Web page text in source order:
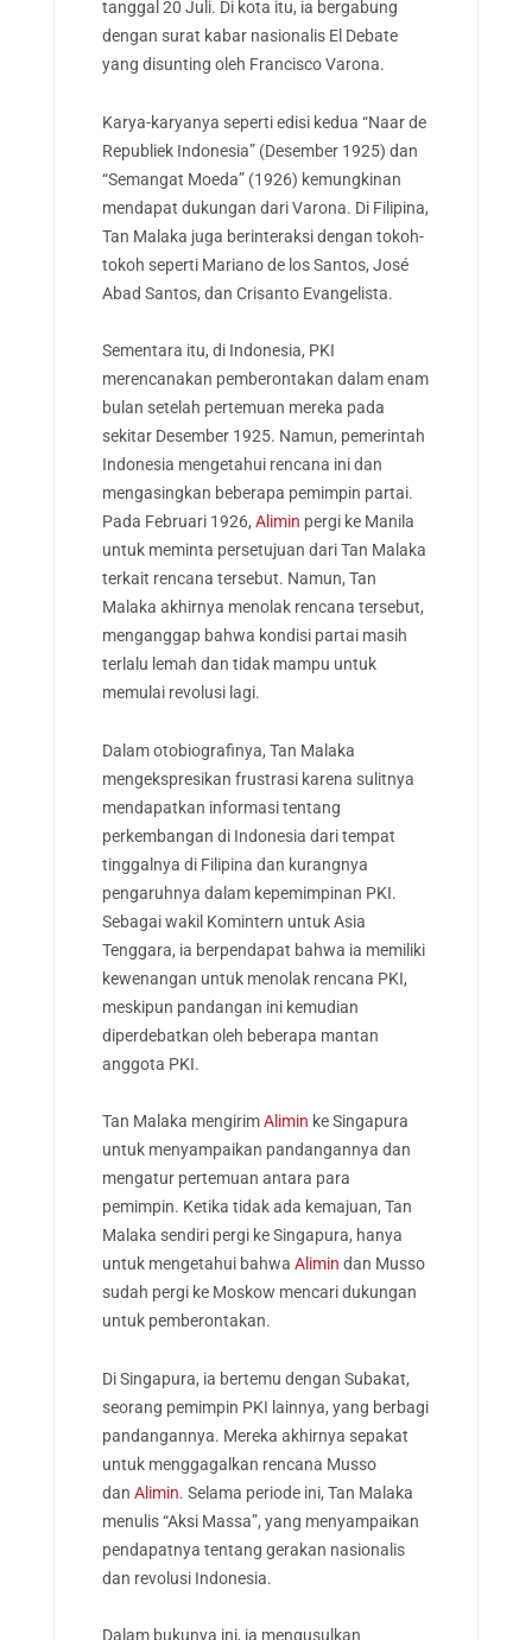
tanggal 20 Juli. Di kota itu, ia bergabung
dengan surat kabar nasionalis El Debate
yang disunting oleh Francisco Varona.
Karya-karyanya seperti edisi kedua “Naar de
Republiek Indonesia” (Desember 1925) dan
“Semangat Moeda” (1926) kemungkinan
mendapat dukungan dari Varona. Di Filipina,
Tan Malaka juga berinteraksi dengan tokoh-
tokoh seperti Mariano de los Santos, José
Abad Santos, dan Crisanto Evangelista.
Sementara itu, di Indonesia, PKI
merencanakan pemberontakan dalam enam
bulan setelah pertemuan mereka pada
sekitar Desember 1925. Namun, pemerintah
Indonesia mengetahui rencana ini dan
mengasingkan beberapa pemimpin partai.
Pada Februari 1926, Alimin pergi ke Manila
untuk meminta persetujuan dari Tan Malaka
terkait rencana tersebut. Namun, Tan
Malaka akhirnya menolak rencana tersebut,
menganggap bahwa kondisi partai masih
terlalu lemah dan tidak mampu untuk
memulai revolusi lagi.
Dalam otobiografinya, Tan Malaka
mengekspresikan frustrasi karena sulitnya
mendapatkan informasi tentang
perkembangan di Indonesia dari tempat
tinggalnya di Filipina dan kurangnya
pengaruhnya dalam kepemimpinan PKI.
Sebagai wakil Komintern untuk Asia
Tenggara, ia berpendapat bahwa ia memiliki
kewenangan untuk menolak rencana PKI,
meskipun pandangan ini kemudian
diperdebatkan oleh beberapa mantan
anggota PKI.
Tan Malaka mengirimAlimin ke Singapura
untuk menyampaikan pandangannya dan
mengatur pertemuan antara para
pemimpin. Ketika tidak ada kemajuan, Tan
Malaka sendiri pergi ke Singapura, hanya
untuk mengetahui bahwa Alimin dan Musso
sudah pergi ke Moskow mencari dukungan
untuk pemberontakan.
Di Singapura, ia bertemu dengan Subakat,
seorang pemimpin PKI lainnya, yang berbagi
pandangannya. Mereka akhirnya sepakat
untuk menggagalkan rencana Musso
dan Alimin. Selama periode ini, Tan Malaka
menulis “Aksi Massa”, yang menyampaikan
pendapatnya tentang gerakan nasionalis
dan revolusi Indonesia.
Dalam bukunya ini, ia mengusulkan